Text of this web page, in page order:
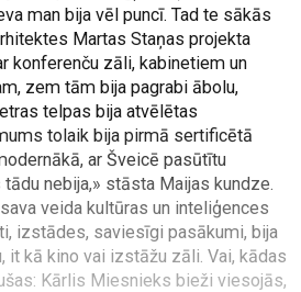
man bija vēl puncī. Tad te sākās
Martas Staņas projekta
konferenču zāli, kabinetiem un
zem tām bija pagrabi ābolu,
telpas bija atvēlētas
tolaik bija pirmā sertificētā
ar Šveicē pasūtītu
nebija,» stāsta Maijas kundze.
veida kultūras un inteliģences
izstādes, saviesīgi pasākumi, bija
it kā kino vai izstāžu zāli. Vai, kādas
Kārlis Miesnieks bieži viesojās,